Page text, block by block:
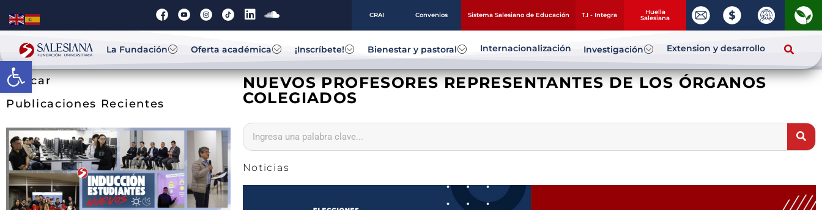
Abrir barra de herramientas
CRAI Convenios Sistema Salesiano de Educación T.I - Integra Huella
Salesiana
La Fundación Oferta académica ¡Inscríbete! Bienestar y pastoral Internacionalización Investigación Extension y desarrollo
Buscar
Publicaciones Recientes
NUEVOS PROFESORES REPRESENTANTES DE LOS ÓRGANOS
COLEGIADOS
Noticias